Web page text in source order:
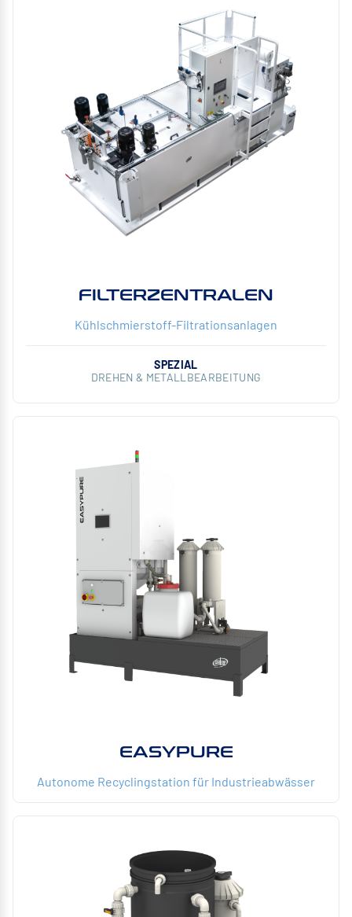
FILTERZENTRALEN
Kühlschmierstoff-Filtrationsanlagen
SPEZIAL
DREHEN & METALLBEARBEITUNG
EASYPURE
Autonome Recyclingstation für Industrieabwässer